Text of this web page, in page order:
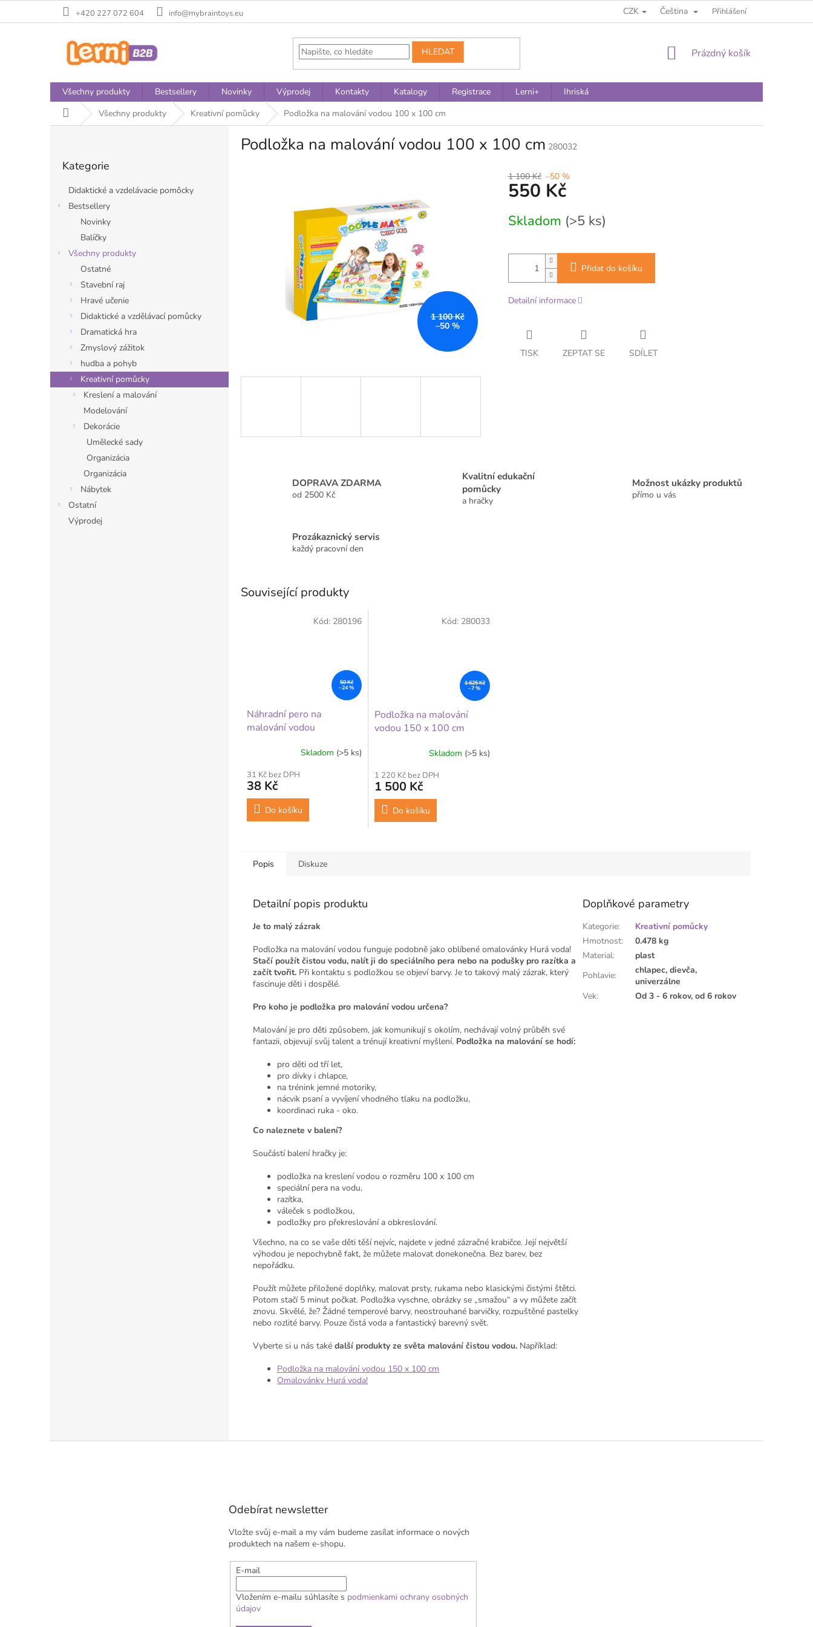
+420 227 072 604 info@mybraintoys.eu CZK Čeština Přihlášení
HLEDAT
NÁKUPNÍ
Prázdný košík
Všechny produkty Bestsellery Novinky Výprodej Kontakty Katalogy Registrace Lerni+
Ihriská
Domů Všechny produkty Kreativní pomůcky Podložka na malování vodou 100 x 100 cm
kategorie
Kategorie
Didaktické a vzdelávacie pomôcky
Bestsellery
Novinky
Balíčky
Všechny produkty
Ostatné
Stavební raj
Hravé učenie
Didaktické a vzdělávací pomůcky
Dramatická hra
Zmyslový zážitok
hudba a pohyb
Kreativní pomůcky
Kreslení a malování
Modelování
Dekorácie
Umělecké sady
Organizácia
Organizácia
Nábytek
Ostatní
Výprodej
Podložka na malování vodou 100 x 100 cm 280032
1 100 Kč
–50 %
1 100 Kč –50 %
550 Kč
cena:
Skladom (>5 ks)
Přidat do košíku
Detailní informace
TISK ZEPTAT SE SDÍLET
DOPRAVA ZDARMA
od 2500 Kč
Kvalitní edukační
pomůcky
a hračky
Možnost ukázky produktů
přímo u vás
Prozákaznický servis
každý pracovní den
Související produkty
50 Kč
–24 %
Náhradní pero na
malování vodou
Skladom (>5 ks)
31 Kč bez DPH
38 Kč
Do košíku
Kód: 280196
1 625 Kč
–7 %
Podložka na malování
vodou 150 x 100 cm
Skladom (>5 ks)
1 220 Kč bez DPH
1 500 Kč
Do košíku
Kód: 280033
Popis Diskuze
Detailní popis produktu
Je to malý zázrak
Podložka na malování vodou funguje podobně jako oblíbené omalovánky Hurá voda!
Stačí použít čistou vodu, nalít ji do speciálního pera nebo na podušky pro razítka a
začít tvořit. Při kontaktu s podložkou se objeví barvy. Je to takový malý zázrak, který
fascinuje děti i dospělé.
Pro koho je podložka pro malování vodou určena?
Malování je pro děti způsobem, jak komunikují s okolím, nechávají volný průběh své
fantazii, objevují svůj talent a trénují kreativní myšlení. Podložka na malování se hodí:
pro děti od tří let,
pro dívky i chlapce,
na trénink jemné motoriky,
nácvik psaní a vyvíjení vhodného tlaku na podložku,
koordinaci ruka - oko.
Co naleznete v balení?
Součástí balení hračky je:
podložka na kreslení vodou o rozměru 100 x 100 cm
speciální pera na vodu,
razítka,
váleček s podložkou,
podložky pro překreslování a obkreslování.
Všechno, na co se vaše děti těší nejvíc, najdete v jedné zázračné krabičce. Její největší
výhodou je nepochybně fakt, že můžete malovat donekonečna. Bez barev, bez
nepořádku.
Použít můžete přiložené doplňky, malovat prsty, rukama nebo klasickými čistými štětci.
Potom stačí 5 minut počkat. Podložka vyschne, obrázky se „smažou“ a vy můžete začít
znovu. Skvělé, že? Žádné temperové barvy, neostrouhané barvičky, rozpuštěné pastelky
nebo rozlité barvy. Pouze čistá voda a fantastický barevný svět.
Vyberte si u nás také další produkty ze světa malování čistou vodou. Například:
Podložka na malování vodou 150 x 100 cm
Omalovánky Hurá voda!
Doplňkové parametry
Kategorie:
Kreativní pomůcky
Hmotnost:
0.478 kg
Material:
plast
Pohlavie:
chlapec, dievča,
univerzálne
Vek: Od 3 - 6 rokov, od 6 rokov
Odebírat newsletter
Vložte svůj e-mail a my vám budeme zasílat informace o nových
produktech na našem e-shopu.
E-mail
Vložením e-mailu súhlasíte s podmienkami ochrany osobných
údajov